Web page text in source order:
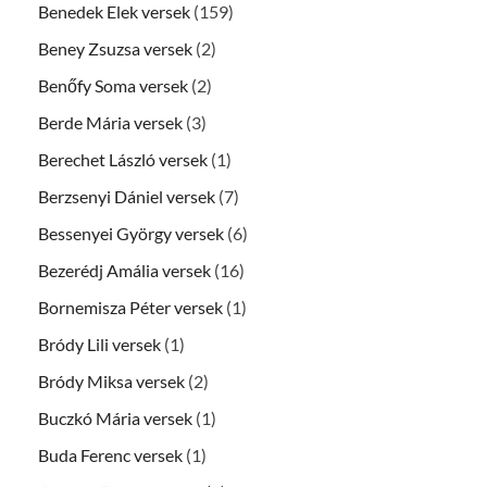
Benedek Elek versek (159)
Beney Zsuzsa versek (2)
Benőfy Soma versek (2)
Berde Mária versek (3)
Berechet László versek (1)
Berzsenyi Dániel versek (7)
Bessenyei György versek (6)
Bezerédj Amália versek (16)
Bornemisza Péter versek (1)
Bródy Lili versek (1)
Bródy Miksa versek (2)
Buczkó Mária versek (1)
Buda Ferenc versek (1)